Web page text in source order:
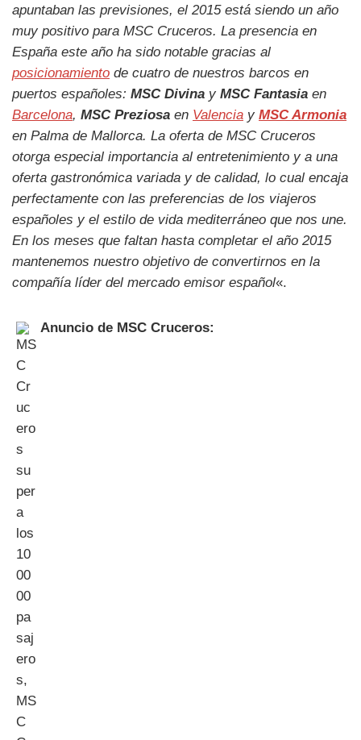
apuntaban las previsiones, el 2015 está siendo un año
muy positivo para MSC Cruceros. La presencia en
España este año ha sido notable gracias al
posicionamiento de cuatro de nuestros barcos en
puertos españoles: MSC Divina y MSC Fantasia en
Barcelona, MSC Preziosa en Valencia y MSC Armonia
en Palma de Mallorca. La oferta de MSC Cruceros
otorga especial importancia al entretenimiento y a una
oferta gastronómica variada y de calidad, lo cual encaja
perfectamente con las preferencias de los viajeros
españoles y el estilo de vida mediterráneo que nos une.
En los meses que faltan hasta completar el año 2015
mantenemos nuestro objetivo de convertirnos en la
compañía líder del mercado emisor español«.
Anuncio de MSC Cruceros: